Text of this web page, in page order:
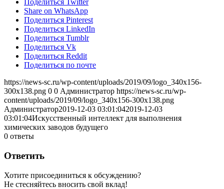
Поделиться Twitter
Share on WhatsApp
Поделиться Pinterest
Поделиться LinkedIn
Поделиться Tumblr
Поделиться Vk
Поделиться Reddit
Поделиться по почте
https://news-sc.ru/wp-content/uploads/2019/09/logo_340x156-
300x138.png 0 0 Администратор https://news-sc.ru/wp-
content/uploads/2019/09/logo_340x156-300x138.png
Администратор2019-12-03 03:01:042019-12-03
03:01:04Искусственный интеллект для выполнения
химических заводов будущего
0 ответы
Ответить
Хотите присоединиться к обсуждению?
Не стесняйтесь вносить свой вклад!